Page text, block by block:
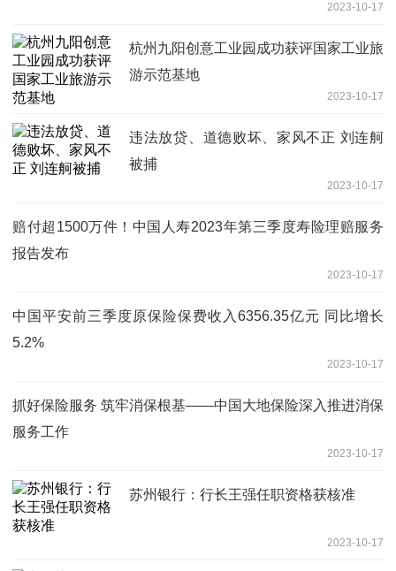
2023-10-17
杭州九阳创意工业园成功获评国家工业旅
游示范基地
2023-10-17
违法放贷、道德败坏、家风不正 刘连舸
被捕
2023-10-17
赔付超1500万件！中国人寿2023年第三季度寿险理赔服务
报告发布
2023-10-17
中国平安前三季度原保险保费收入6356.35亿元 同比增长
5.2%
2023-10-17
抓好保险服务 筑牢消保根基——中国大地保险深入推进消保
服务工作
2023-10-17
苏州银行：行长王强任职资格获核准
2023-10-17